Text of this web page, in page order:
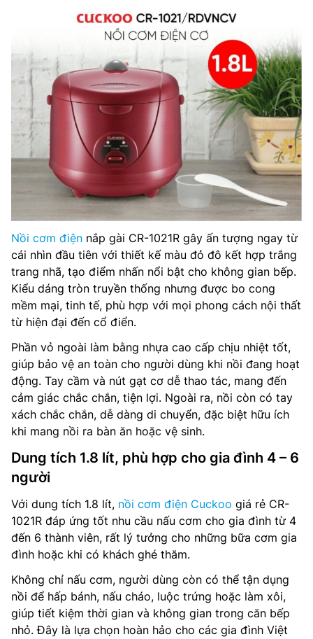
Nồi cơm điện nắp gài CR-1021R gây ấn tượng ngay từ
cái nhìn đầu tiên với thiết kế màu đỏ đô kết hợp trắng
trang nhã, tạo điểm nhấn nổi bật cho không gian bếp.
Kiểu dáng tròn truyền thống nhưng được bo cong
mềm mại, tinh tế, phù hợp với mọi phong cách nội thất
từ hiện đại đến cổ điển.
Phần vỏ ngoài làm bằng nhựa cao cấp chịu nhiệt tốt,
giúp bảo vệ an toàn cho người dùng khi nồi đang hoạt
động. Tay cầm và nút gạt cơ dễ thao tác, mang đến
cảm giác chắc chắn, tiện lợi. Ngoài ra, nồi còn có tay
xách chắc chắn, dễ dàng di chuyển, đặc biệt hữu ích
khi mang nồi ra bàn ăn hoặc vệ sinh.
Dung tích 1.8 lít, phù hợp cho gia đình 4 – 6
người
Với dung tích 1.8 lít, nồi cơm điện Cuckoo giá rẻ CR-
1021R đáp ứng tốt nhu cầu nấu cơm cho gia đình từ 4
đến 6 thành viên, rất lý tưởng cho những bữa cơm gia
đình hoặc khi có khách ghé thăm.
Không chỉ nấu cơm, người dùng còn có thể tận dụng
nồi để hấp bánh, nấu cháo, luộc trứng hoặc làm xôi,
giúp tiết kiệm thời gian và không gian trong căn bếp
nhỏ. Đây là lựa chọn hoàn hảo cho các gia đình Việt